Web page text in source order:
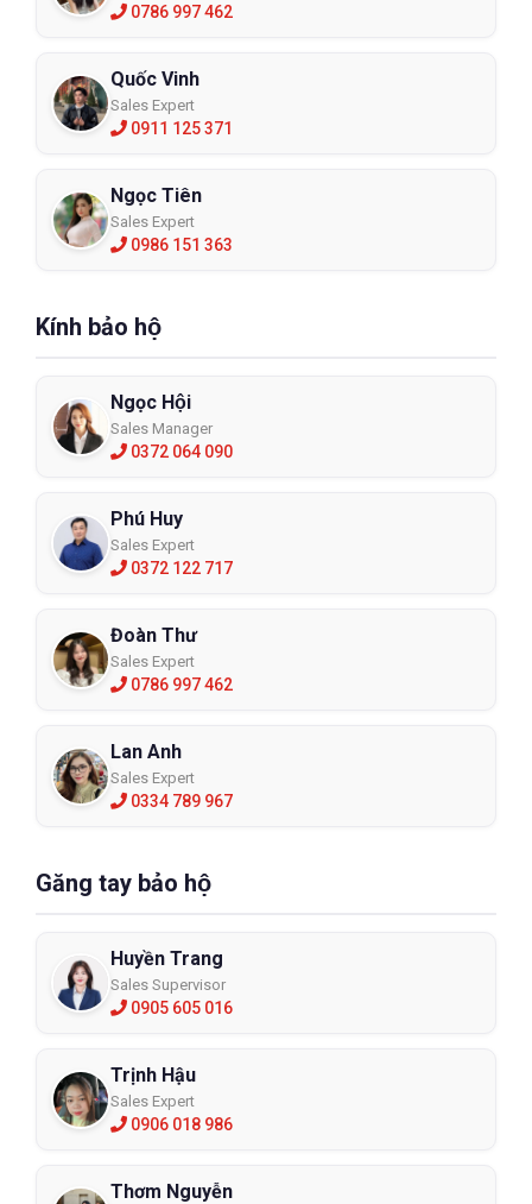
0786 997 462
Quốc Vinh
Sales Expert
0911 125 371
Ngọc Tiên
Sales Expert
0986 151 363
Kính bảo hộ
Ngọc Hội
Sales Manager
0372 064 090
Phú Huy
Sales Expert
0372 122 717
Đoàn Thư
Sales Expert
0786 997 462
Lan Anh
Sales Expert
0334 789 967
Găng tay bảo hộ
Huyền Trang
Sales Supervisor
0905 605 016
Trịnh Hậu
Sales Expert
0906 018 986
Thơm Nguyễn